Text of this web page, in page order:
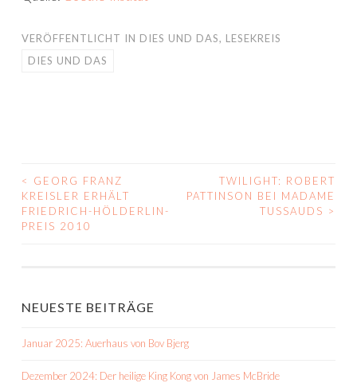
VERÖFFENTLICHT IN DIES UND DAS, LESEKREIS
DIES UND DAS
BEITRAGS-
NAVIGATION
<
GEORG FRANZ
KREISLER ERHÄLT
FRIEDRICH-HÖLDERLIN-
PREIS 2010
TWILIGHT: ROBERT
PATTINSON BEI MADAME
TUSSAUDS >
NEUESTE BEITRÄGE
Januar 2025: Auerhaus von Bov Bjerg
Dezember 2024: Der heilige King Kong von James McBride